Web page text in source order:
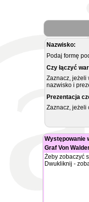
Nazwisko:
Podaj formę
Czy łączyć
Zaznacz, jeżeli
nazwisko i
Prezentacja
Zaznacz, jeżeli
Występowanie
Graf Von
Żeby zobaczyć
Dwukliknij -